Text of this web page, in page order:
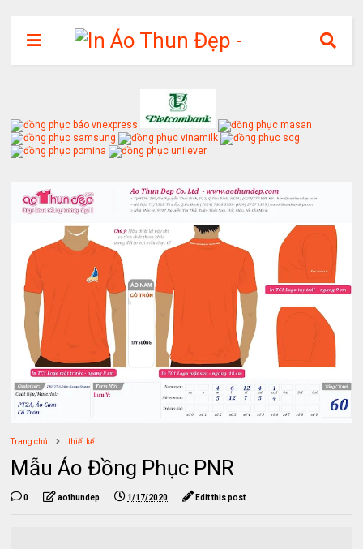
Trang chủ thiết kế
Mẫu Áo Đồng Phục PNR
0 aothundep 1/17/2020 Edit this post